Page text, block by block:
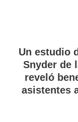
Un estudio
Snyder de
reveló
asistentes